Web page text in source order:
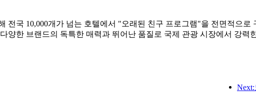
전국 10,000개가 넘는 호텔에서 "오래된 친구 프로그램"을 전면적으로
양한 브랜드의 독특한 매력과 뛰어난 품질로 국제 관광 시장에서 강력